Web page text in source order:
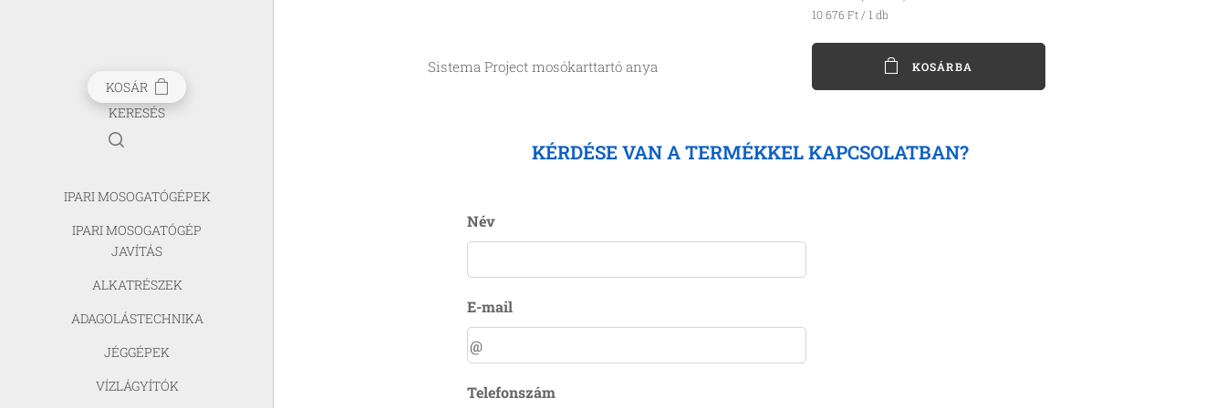
KOSÁR
KERESÉS
IPARI MOSOGATÓGÉPEK
IPARI MOSOGATÓGÉP
JAVÍTÁS
ALKATRÉSZEK
ADAGOLÁSTECHNIKA
JÉGGÉPEK
VÍZLÁGYÍTÓK
Sistema Project mosókarttartó anya
10 676 Ft / 1 db
KOSÁRBA
KÉRDÉSE VAN A TERMÉKKEL KAPCSOLATBAN?
Név
E-mail
Telefonszám